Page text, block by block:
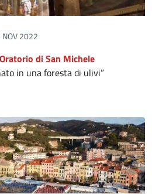
2022
di San Michele
in una foresta di ulivi”